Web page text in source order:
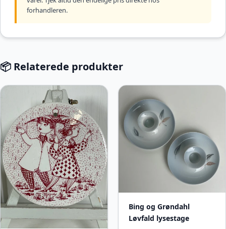
forhandleren.
📦 Relaterede produkter
Bing og Grøndahl
Løvfald lysestage